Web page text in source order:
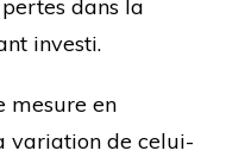
dans la
investi.
mesure en
variation de celui-